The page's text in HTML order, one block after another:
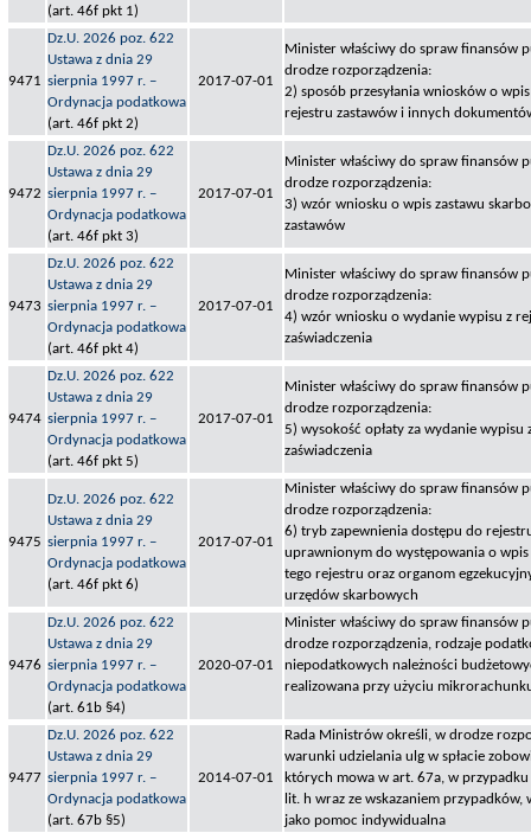
(art. 46f pkt 1)
9471
Dz.U. 2026 poz. 622
Ustawa z dnia 29
sierpnia 1997 r. –
Ordynacja podatkowa
(art. 46f pkt 2)
2017-07-01
Minister właściwy do spraw finansów
drodze rozporządzenia:
2) sposób przesyłania wniosków o
rejestru zastawów i innych
9472
Dz.U. 2026 poz. 622
Ustawa z dnia 29
sierpnia 1997 r. –
Ordynacja podatkowa
(art. 46f pkt 3)
2017-07-01
Minister właściwy do spraw finansów
drodze rozporządzenia:
3) wzór wniosku o wpis zastawu
zastawów
9473
Dz.U. 2026 poz. 622
Ustawa z dnia 29
sierpnia 1997 r. –
Ordynacja podatkowa
(art. 46f pkt 4)
2017-07-01
Minister właściwy do spraw finansów
drodze rozporządzenia:
4) wzór wniosku o wydanie wypisu z
zaświadczenia
9474
Dz.U. 2026 poz. 622
Ustawa z dnia 29
sierpnia 1997 r. –
Ordynacja podatkowa
(art. 46f pkt 5)
2017-07-01
Minister właściwy do spraw finansów
drodze rozporządzenia:
5) wysokość opłaty za wydanie wypisu
zaświadczenia
9475
Dz.U. 2026 poz. 622
Ustawa z dnia 29
sierpnia 1997 r. –
Ordynacja podatkowa
(art. 46f pkt 6)
2017-07-01
Minister właściwy do spraw finansów
drodze rozporządzenia:
6) tryb zapewnienia dostępu do
uprawnionym do występowania o
tego rejestru oraz organom
urzędów skarbowych
9476
Dz.U. 2026 poz. 622
Ustawa z dnia 29
sierpnia 1997 r. –
Ordynacja podatkowa
(art. 61b §4)
2020-07-01
Minister właściwy do spraw finansów
drodze rozporządzenia, rodzaje
niepodatkowych należności
realizowana przy użyciu
9477
Dz.U. 2026 poz. 622
Ustawa z dnia 29
sierpnia 1997 r. –
Ordynacja podatkowa
(art. 67b §5)
2014-07-01
Rada Ministrów określi, w drodze
warunki udzielania ulg w spłacie
których mowa w art. 67a, w
lit. h wraz ze wskazaniem
jako pomoc indywidualna